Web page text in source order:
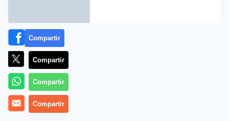
El actual alcalde de Salamanca, el popular Alfonso
Compartir
Compartir
Compartir
Compartir